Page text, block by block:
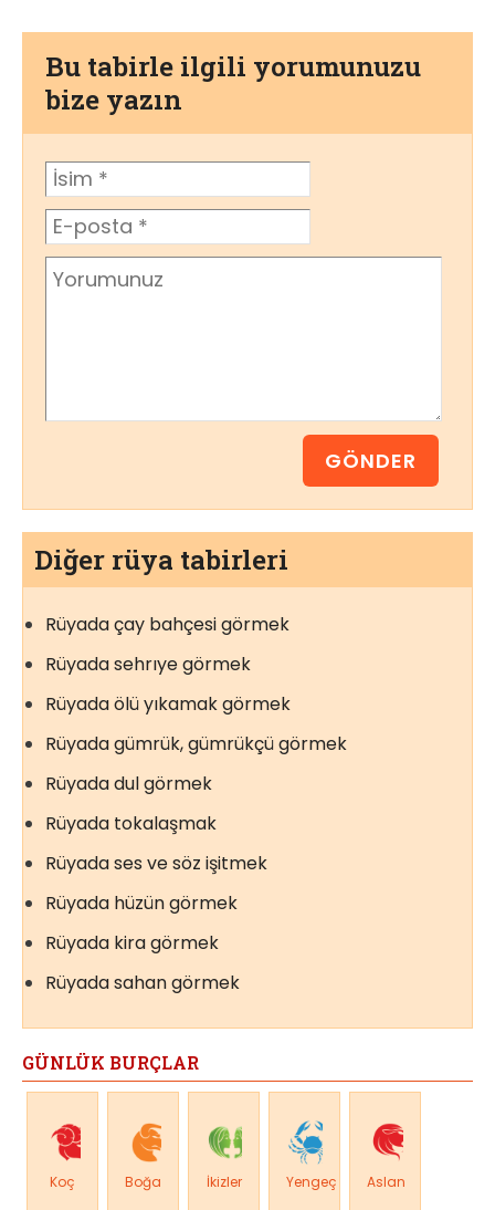
Bu tabirle ilgili yorumunuzu
bize yazın
Diğer rüya tabirleri
Rüyada çay bahçesi görmek
Rüyada sehrıye görmek
Rüyada ölü yıkamak görmek
Rüyada gümrük, gümrükçü görmek
Rüyada dul görmek
Rüyada tokalaşmak
Rüyada ses ve söz işitmek
Rüyada hüzün görmek
Rüyada kira görmek
Rüyada sahan görmek
GÜNLÜK BURÇLAR
Koç Boğa İkizler Yengeç Aslan